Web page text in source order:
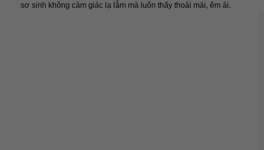
sơ sinh không cảm giác lạ lẫm mà luôn thấy thoải mái, êm ái.